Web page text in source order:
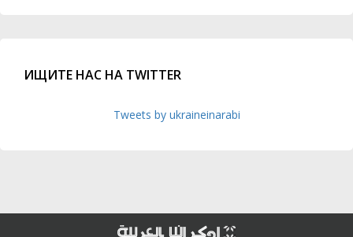
ИЩИТЕ НАС НА TWITTER
Tweets by ukraineinarabi